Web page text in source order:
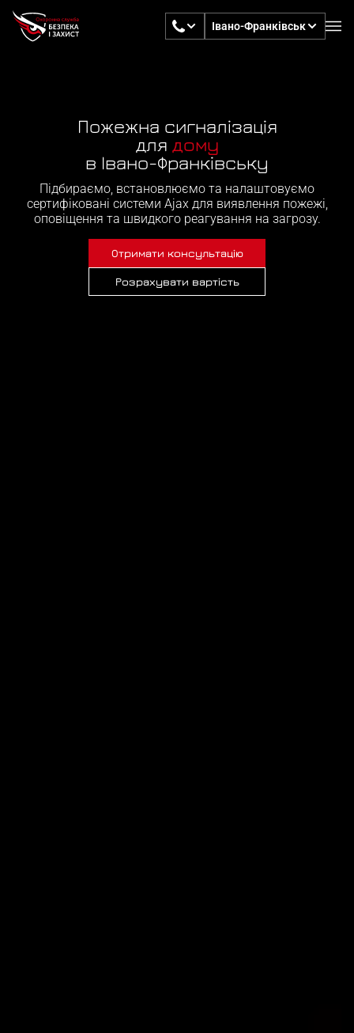
Івано-Франківськ
Пожежна сигналізація
для дому
бізнесу
в Івано-Франківську
Підбираємо, встановлюємо та налаштовуємо
сертифіковані системи Ajax для виявлення пожежі,
оповіщення та швидкого реагування на загрозу.
Отримати консультацію
Розрахувати вартість